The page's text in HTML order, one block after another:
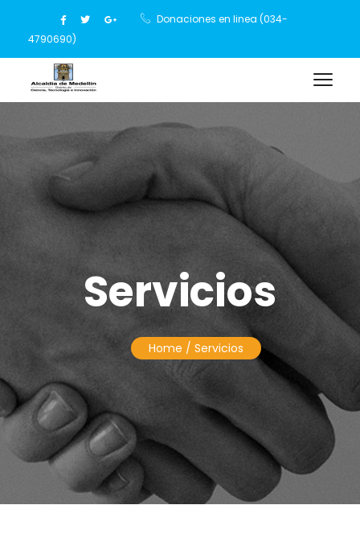
Donaciones en linea (034-
4790690)
Servicios
Home / Servicios